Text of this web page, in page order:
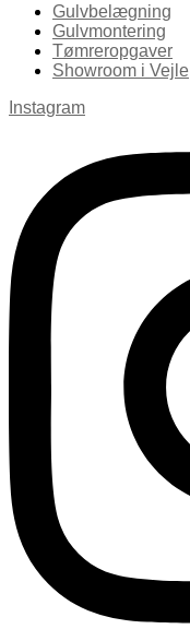
Gulvbelægning
Gulvmontering
Tømreropgaver
Showroom i Vejle
Instagram